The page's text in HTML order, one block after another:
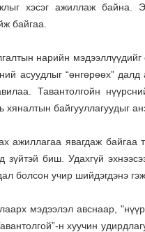
хэсэг ажиллаж байна.
байгаа.
нарийн мэдээллүүдийг
асуудлыг “өнгөрөөх”
Тавантолгойн
хяналтын байгууллагуудыг
ажиллагаа явагдаж байгаа
зүйтэй биш. Удахгүй
болсон учир шийдэгдэнэ
мэдээлэл авснаар,
н хуучин